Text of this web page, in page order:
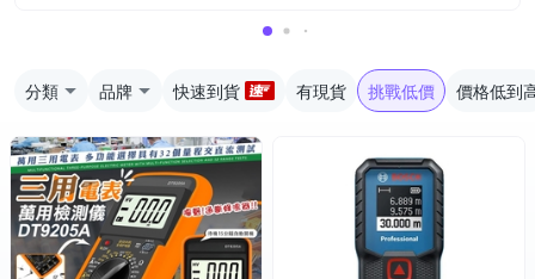
分類 品牌 快速到貨 有現貨 挑戰低價 價格低到